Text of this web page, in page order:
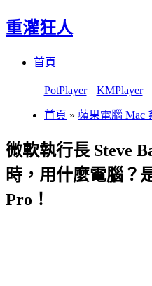
重灌狂人
首頁
PotPlayer KMPlayer
首頁 » 蘋果電腦 Mac
微軟執行長 Steve
時，用什麼電腦？
Pro！